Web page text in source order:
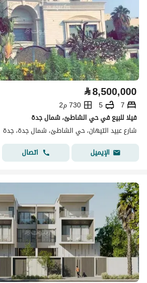
⃁8,500,000
7
5
730 م2
فيلا للبيع في حي الشاطئ، شمال جدة
شارع عبيد التيهان، حي الشاطئ، شمال جدة، جدة
الإيميل
اتصال